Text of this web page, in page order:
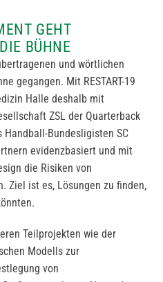
GEHT
BÜHNE
und wörtlichen
gegangen. Mit RESTART-19
Halle deshalb mit
ZSL der Quarterback
Handball-Bundesligisten SC
evidenzbasiert und mit
die Risiken von
Ziel ist es, Lösungen zu finden,
Teilprojekten wie der
Modells zur
von